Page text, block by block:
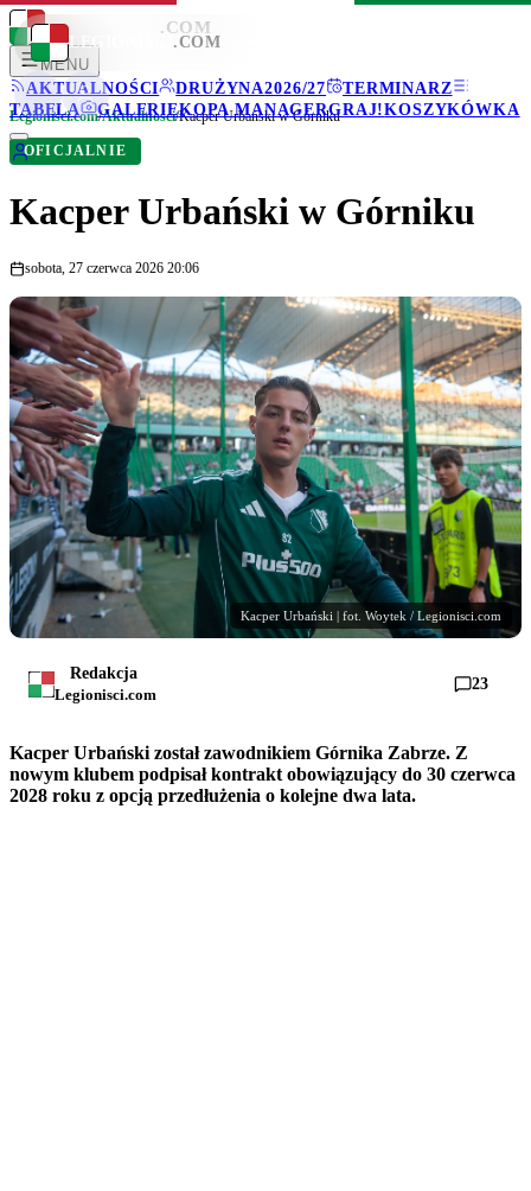
LEGIONISCI .COM
MENU
AKTUALNOŚCI
DRUŻYNA2026/27
TERMINARZ
TABELA
GALERIEKOPA MANAGERGRAJ!KOSZYKÓWKA
LEGIONISCI .COM
Legionisci.com/Aktualności/Kacper Urbański w Górniku
OFICJALNIE
Kacper Urbański w Górniku
sobota, 27 czerwca 2026 20:06
Kacper Urbański | fot. Woytek / Legionisci.com
Redakcja
Legionisci.com
23
Kacper Urbański został zawodnikiem Górnika Zabrze. Z
nowym klubem podpisał kontrakt obowiązujący do 30 czerwca
2028 roku z opcją przedłużenia o kolejne dwa lata.